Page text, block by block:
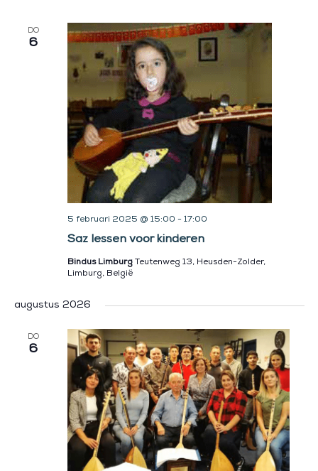
DO
6
Saz lessen voor kinderen
5 februari 2025 @ 15:00 - 17:00
Bindus Limburg Teutenweg 13, Heusden-Zolder,
Limburg, België
augustus 2026
DO
6